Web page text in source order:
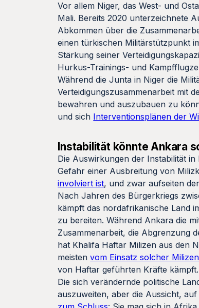
Vor allem Niger, das West- und
Mali. Bereits 2020 unterzeichnete
Abkommen über die
einen türkischen Militärstützpunkt
Stärkung seiner
Hurkus-Trainings- und
Während die Junta in Niger die
Verteidigungszusammenarbeit mit
bewahren und auszubauen zu
und sich Interventionsplänen der
Instabilität könnte Ankara
Die Auswirkungen der Instabilität
Gefahr einer Ausbreitung von
involviert ist, und zwar aufseiten
Nach Jahren des Bürgerkriegs
kämpft das nordafrikanische Land
zu bereiten. Während Ankara die
Zusammenarbeit, die Abgrenzung
hat Khalifa Haftar Milizen aus den
meistenvom Einsatz solcher
von Haftar geführten Kräfte kämpft.
Die sich verändernde politische
auszuweiten, aber die Aussicht,